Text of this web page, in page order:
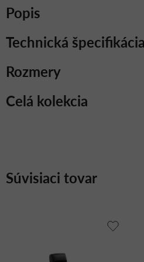
Popis
Celá kolekcia
Rozmery
Technická špecifikácia
Súvisiaci tovar